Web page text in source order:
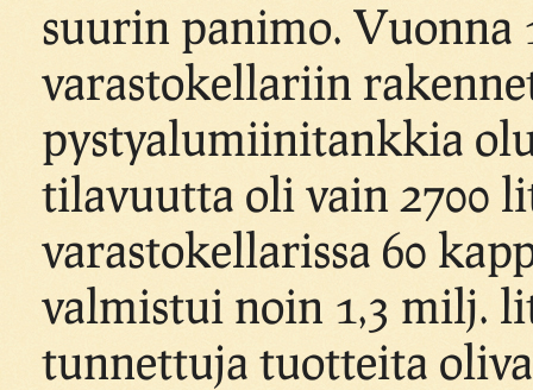
suurin panimo. Vuonna
varastokellariin
pystyalumiinitankkia
tilavuutta oli vain 2700
varastokellarissa 60
valmistui noin 1,3 milj.
tunnettuja tuotteita